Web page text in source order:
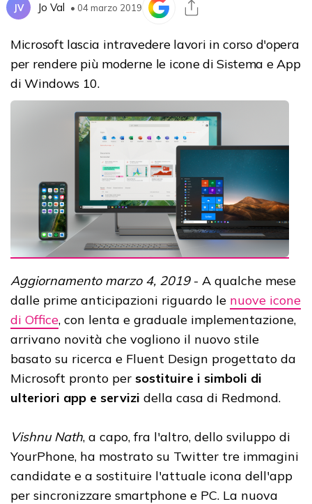
JV Jo Val • 04 marzo 2019
Microsoft lascia intravedere lavori in corso d'opera
per rendere più moderne le icone di Sistema e App
di Windows 10.
Aggiornamento marzo 4, 2019- A qualche mese
dalle prime anticipazioni riguardo le nuove icone
di Office, con lenta e graduale implementazione,
arrivano novità che vogliono il nuovo stile
basato su ricerca e Fluent Design progettato da
Microsoft pronto per sostituire i simboli di
ulteriori app e servizi della casa di Redmond.
Vishnu Nath, a capo, fra l'altro, dello sviluppo di
YourPhone, ha mostrato su Twitter tre immagini
candidate e a sostituire l'attuale icona dell'app
per sincronizzare smartphone e PC. La nuova